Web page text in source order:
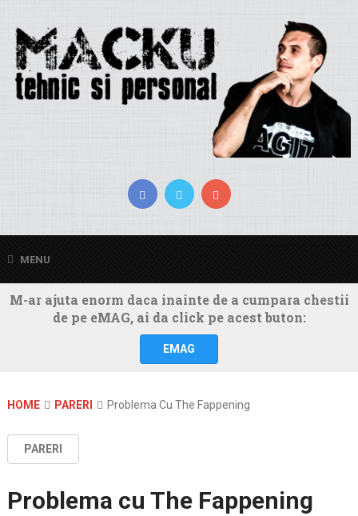
MENU
M-ar ajuta enorm daca inainte de a cumpara chestii
de pe eMAG, ai da click pe acest buton:
EMAG
HOME PARERI Problema Cu The Fappening
PARERI
Problema cu The Fappening